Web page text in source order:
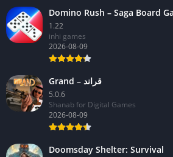
Domino Rush – Saga Board
1.22
inhi games
2026-08-09
Grand – قراند
5.0.6
Shanab for Digital Games
2026-08-09
Doomsday Shelter: Survival